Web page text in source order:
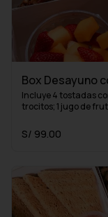
Box Desayuno
Incluye 4 tostadas
trocitos; 1 jugo de
S/ 99.00